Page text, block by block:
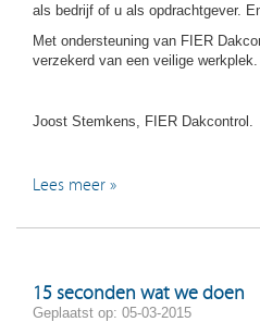
als bedrijf of u als opdrachtgever.
Met ondersteuning van FIER
verzekerd van een veilige werkplek.
Joost Stemkens, FIER Dakcontrol.
Lees meer »
15 seconden wat we doen
Geplaatst op: 05-03-2015